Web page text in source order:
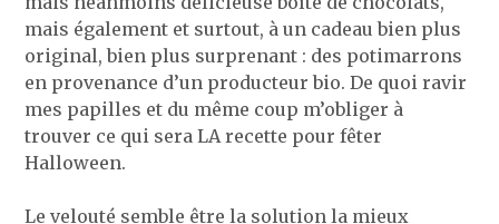
mais également et surtout, à un cadeau bien plus
original, bien plus surprenant : des potimarrons
en provenance d’un producteur bio. De quoi ravir
mes papilles et du même coup m’obliger à
trouver ce qui sera LA recette pour fêter
Halloween.
Le velouté semble être la solution la mieux